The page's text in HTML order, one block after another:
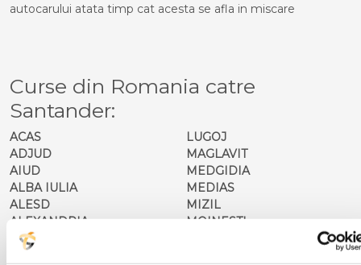
autocarului atata timp cat acesta se afla in miscare
Curse din Romania catre
Santander:
ACAS
ADJUD
AIUD
ALBA IULIA
ALESD
ALEXANDRIA
ARAD
BACAU
LUGOJ
MAGLAVIT
MEDGIDIA
MEDIAS
MIZIL
MOINESTI